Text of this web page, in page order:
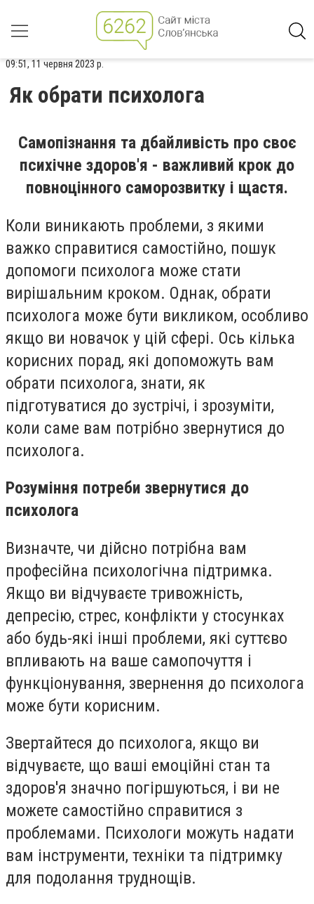
09:51, 11 червня 2023 р.
Як обрати психолога
Самопізнання та дбайливість про своє
психічне здоров'я - важливий крок до
повноцінного саморозвитку і щастя.
Коли виникають проблеми, з якими
важко справитися самостійно, пошук
допомоги психолога може стати
вирішальним кроком. Однак, обрати
психолога може бути викликом, особливо
якщо ви новачок у цій сфері. Ось кілька
корисних порад, які допоможуть вам
обрати психолога, знати, як
підготуватися до зустрічі, і зрозуміти,
коли саме вам потрібно звернутися до
психолога.
Розуміння потреби звернутися до
психолога
Визначте, чи дійсно потрібна вам
професійна психологічна підтримка.
Якщо ви відчуваєте тривожність,
депресію, стрес, конфлікти у стосунках
або будь-які інші проблеми, які суттєво
впливають на ваше самопочуття і
функціонування, звернення до психолога
може бути корисним.
Звертайтеся до психолога, якщо ви
відчуваєте, що ваші емоційні стан та
здоров'я значно погіршуються, і ви не
можете самостійно справитися з
проблемами. Психологи можуть надати
вам інструменти, техніки та підтримку
для подолання труднощів.